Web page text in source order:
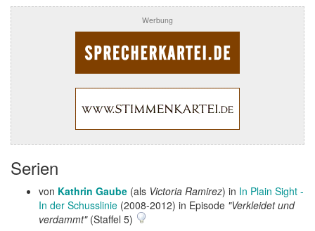
Werbung
Serien
von Kathrin Gaube (als Victoria Ramirez) in In Plain Sight -
In der Schusslinie (2008-2012) in Episode "Verkleidet und
verdammt"(Staffel 5)